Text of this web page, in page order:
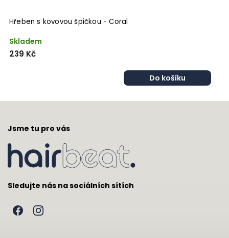
Hřeben s kovovou špičkou - Coral
Skladem
239 Kč
Do košíku
Jsme tu pro vás
Sledujte nás na sociálních sítích